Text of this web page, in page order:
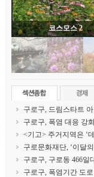
코스모스 2
구로구, 드림스타트
구로구, 폭염 대응 강
<기고> 주거지역은 ‘
구로문화재단, ‘이달
구로구, 구로동 466일
구로구, 폭염기간 도